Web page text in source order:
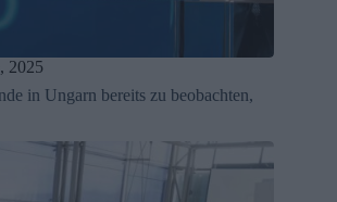
2025
in Ungarn bereits zu beobachten,